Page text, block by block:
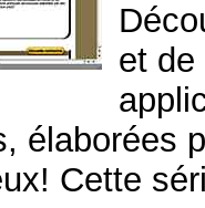
et de
élaborées
Cette